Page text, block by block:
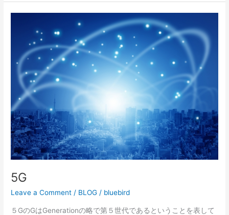
5G
Leave a Comment / BLOG / bluebird
５GのGはGenerationの略で第５世代であるということを表して